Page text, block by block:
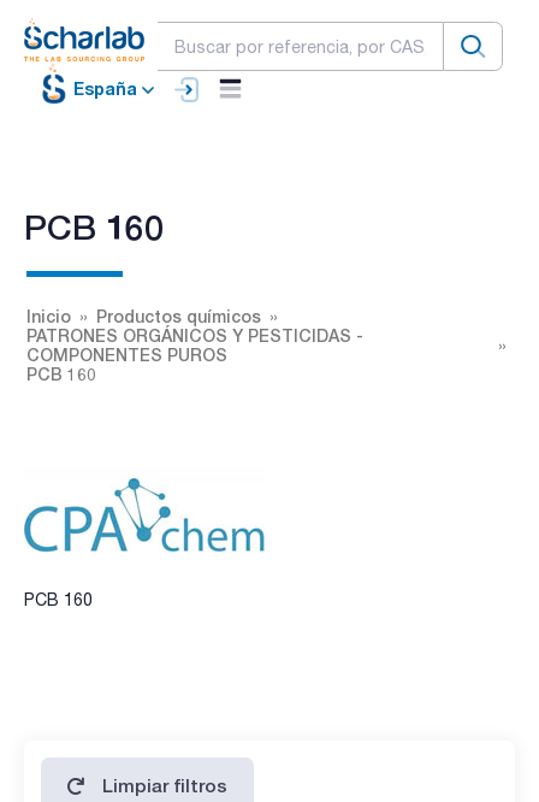
España
PCB 160
Inicio
Productos químicos
PATRONES ORGÁNICOS Y PESTICIDAS -
COMPONENTES PUROS
PCB 160
PCB 160
Limpiar filtros